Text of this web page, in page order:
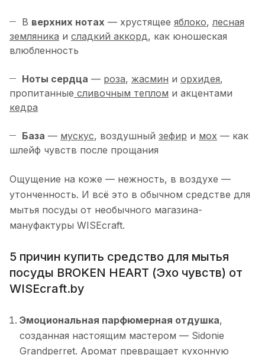
В верхних нотах — хрустящее яблоко, лесная
земляника и сладкий аккорд, как юношеская
влюбленность
Ноты сердца — роза, жасмин и орхидея,
пропитанные сливочным теплом и акцентами
кедра
База — мускус, воздушный зефир и мох — как
шлейф чувств после прощания
Ощущение на коже — нежность, в воздухе —
утонченность. И всё это в обычном средстве для
мытья посуды от необычного магазина-
мануфактуры WISEcraft.
5 причин купить средство для мытья
посуды BROKEN HEART (Эхо чувств) от
WISEcraft.by
Эмоциональная парфюмерная отдушка,
созданная настоящим мастером — Sidonie
Grandperret. Аромат превращает кухонную